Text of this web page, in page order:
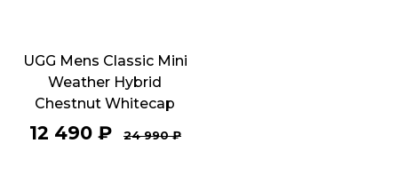
UGG Mens Classic Mini
Weather Hybrid
Chestnut Whitecap
12 490₽ 24 990₽